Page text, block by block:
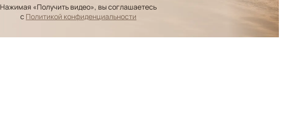
Нажимая «Получить видео», вы соглашаетесь
с Политикой конфиденциальности